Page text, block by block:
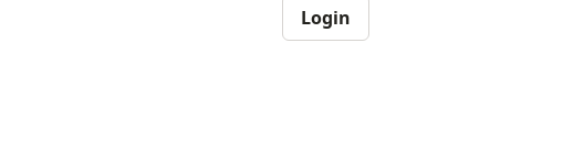
Login